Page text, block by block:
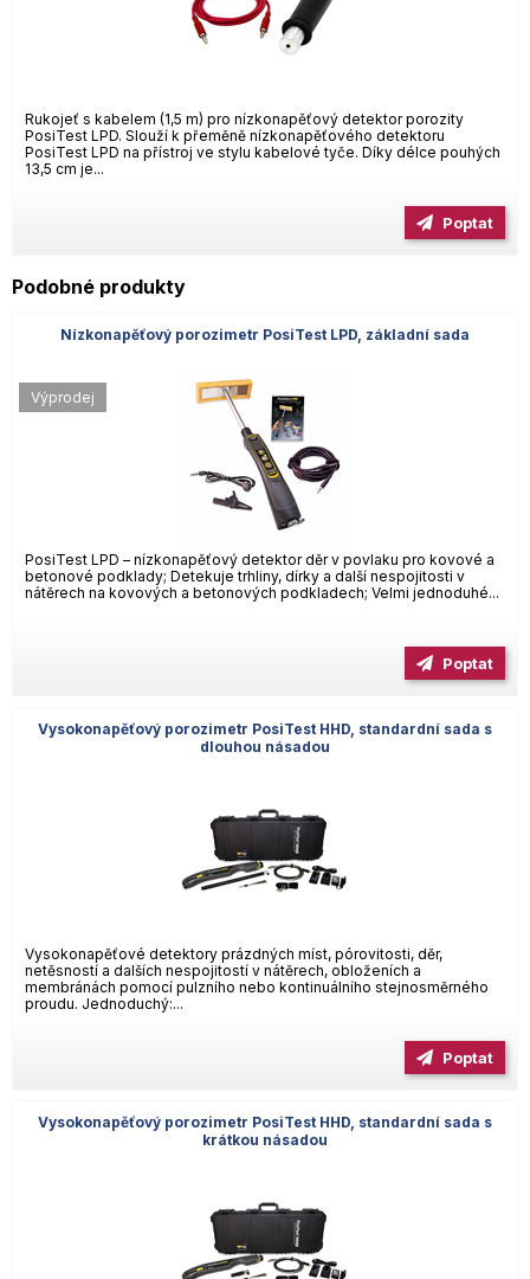
Rukojeť s kabelem (1,5 m) pro nízkonapěťový detektor porozity
PosiTest LPD. Slouží k přeměně nízkonapěťového detektoru
PosiTest LPD na přístroj ve stylu kabelové tyče. Díky délce pouhých
13,5 cm je...
Poptat
Podobné produkty
Nízkonapěťový porozimetr PosiTest LPD, základní sada
PosiTest LPD – nízkonapěťový detektor děr v povlaku pro kovové a
betonové podklady; Detekuje trhliny, dírky a další nespojitosti v
nátěrech na kovových a betonových podkladech; Velmi jednoduhé...
Výprodej
Poptat
Vysokonapěťový porozimetr PosiTest HHD, standardní sada s
dlouhou násadou
Vysokonapěťové detektory prázdných míst, pórovitosti, děr,
netěsností a dalších nespojitostí v nátěrech, obloženích a
membránách pomocí pulzního nebo kontinuálního stejnosměrného
proudu. Jednoduchý:...
Poptat
Vysokonapěťový porozimetr PosiTest HHD, standardní sada s
krátkou násadou